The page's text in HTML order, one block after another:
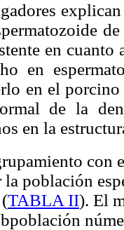
en cuanto
en
en el
de la
en la
la población
TABLA II). El